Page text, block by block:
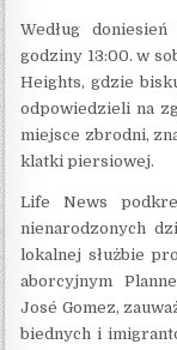
Według
godziny 13:00. w
Heights, gdzie
odpowiedzieli na
miejsce zbrodni,
klatki piersiowej.
Life News
nienarodzonych
lokalnej służbie
aborcyjnym
José Gomez,
biednych i